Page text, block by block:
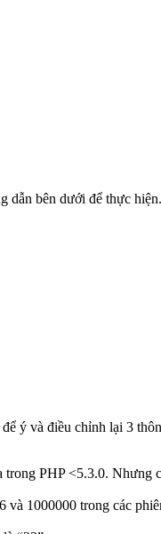
dẫn bên dưới để thực hiện.
ý và điều chỉnh lại 3
PHP <5.3.0. Nhưng
1000000 trong các